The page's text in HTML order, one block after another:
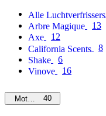
Alle Luchtverfrissers
Arbre Magique
13
Axe
12
California Scents
8
Shake
6
Vinove
16
Motorolie40